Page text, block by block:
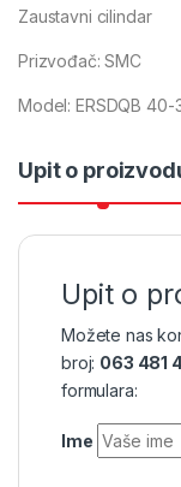
Zaustavni cilindar
Prizvođač: SMC
Model: ERSDQB 40-
Upit o
Upit o
Možete nas
broj: 063 481
formulara:
Ime